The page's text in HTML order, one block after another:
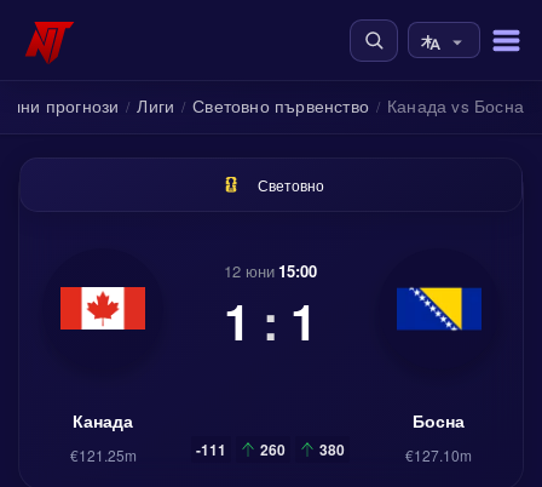
прогнози / Лиги / Световно първенство / Канада vs Босна
Световно
Канада
€121.25m
12 юни15:00
1 : 1
-111 260 380
Босна
€127.10m